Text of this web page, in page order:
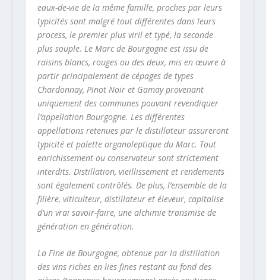
eaux-de-vie de la même famille, proches par leurs
typicités sont malgré tout différentes dans leurs
process, le premier plus viril et typé, la seconde
plus souple. Le Marc de Bourgogne est issu de
raisins blancs, rouges ou des deux, mis en œuvre à
partir principalement de cépages de types
Chardonnay, Pinot Noir et Gamay provenant
uniquement des communes pouvant revendiquer
l’appellation Bourgogne. Les différentes
appellations retenues par le distillateur assureront
typicité et palette organoleptique du Marc. Tout
enrichissement ou conservateur sont strictement
interdits. Distillation, vieillissement et rendements
sont également contrôlés. De plus, l’ensemble de la
filière, viticulteur, distillateur et éleveur, capitalise
d’un vrai savoir-faire, une alchimie transmise de
génération en génération.
La Fine de Bourgogne, obtenue par la distillation
des vins riches en lies fines restant au fond des